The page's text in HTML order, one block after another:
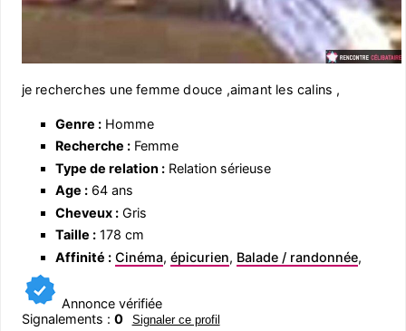
je recherches une femme douce ,aimant les calins ,
Genre :Homme
Recherche :Femme
Type de relation :Relation sérieuse
Age :64 ans
Cheveux :Gris
Taille :178 cm
Affinité : Cinéma, épicurien, Balade / randonnée,
Annonce vérifiée
Signalements : 0 Signaler ce profil